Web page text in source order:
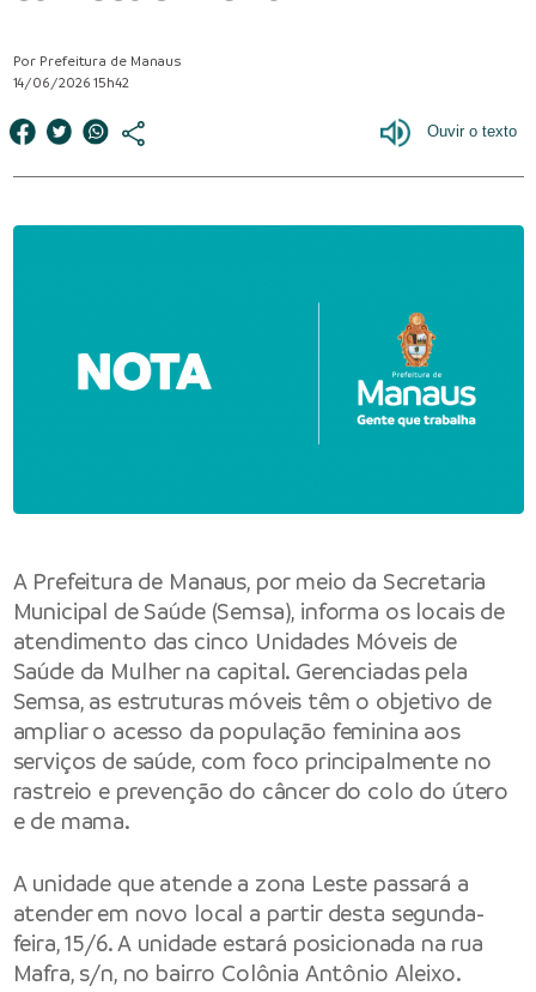
Por Prefeitura de Manaus
14/06/2026 15h42
A Prefeitura de Manaus, por meio da Secretaria
Municipal de Saúde(Semsa), informa os locais de
atendimento das cinco Unidades Móveis de
Saúde da Mulher na capital. Gerenciadas pela
Semsa, as estruturas móveis têm o objetivo de
ampliar o acesso da população feminina aos
serviços de saúde, com foco principalmente no
rastreio e prevenção do câncer do colo do útero
e de mama.
A unidade que atende a zona Leste passará a
atender em novo local a partir desta segunda-
feira, 15/6. A unidade estará posicionada na rua
Mafra, s/n, no bairro Colônia Antônio Aleixo.